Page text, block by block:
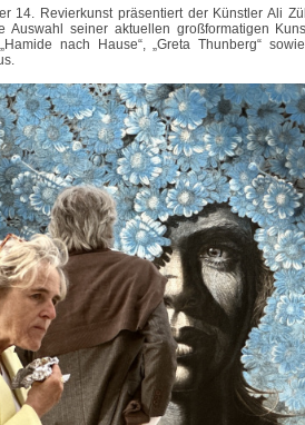
14. Revierkunstpräsentiert der KünstlerAli
Auswahl seiner aktuellen großformatigen
„Hamide nach Hause“,„Greta Thunberg“